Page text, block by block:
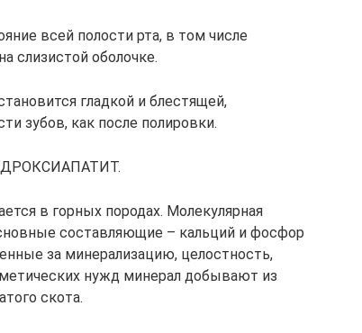
всей полости рта, в том числе
слизистой оболочке.
гладкой и блестящей,
зубов, как после полировки.
в горных породах. Молекулярная
составляющие – кальций и фосфор
за минерализацию, целостность,
нужд минерал добывают из
скота.